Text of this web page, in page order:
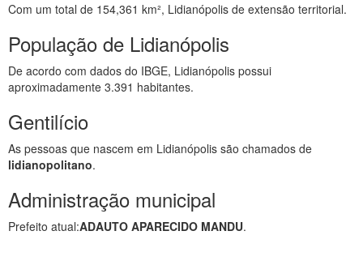
Com um total de 154,361 km², Lidianópolis de extensão territorial.
População de Lidianópolis
De acordo com dados do IBGE, Lidianópolis possui
aproximadamente 3.391 habitantes.
Gentilício
As pessoas que nascem em Lidianópolis são chamados de
lidianopolitano.
Administração municipal
Prefeito atual:ADAUTO APARECIDO MANDU.